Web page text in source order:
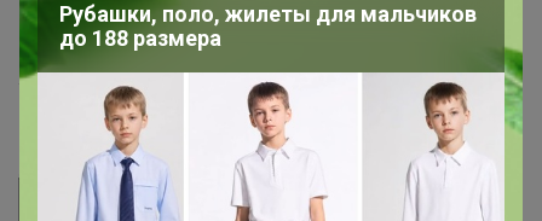
Розыгрыш - Генератор случайных чисел
Пульс нашего маркетплейса
Укорачиватель ссылок
Рубашки, поло, жилеты для мальчиков
до 188 размера